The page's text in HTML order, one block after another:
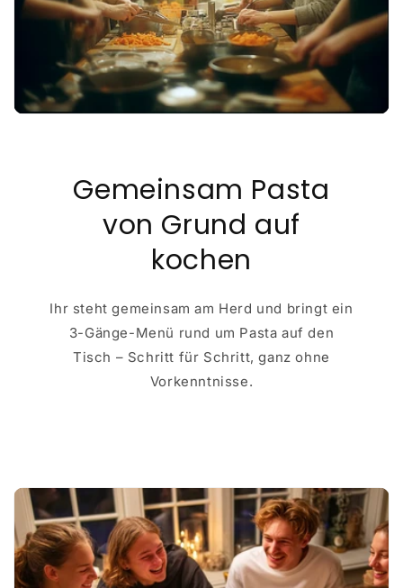
Gemeinsam Pasta
von Grund auf
kochen
Ihr steht gemeinsam am Herd und bringt ein
3-Gänge-Menü rund um Pasta auf den
Tisch – Schritt für Schritt, ganz ohne
Vorkenntnisse.